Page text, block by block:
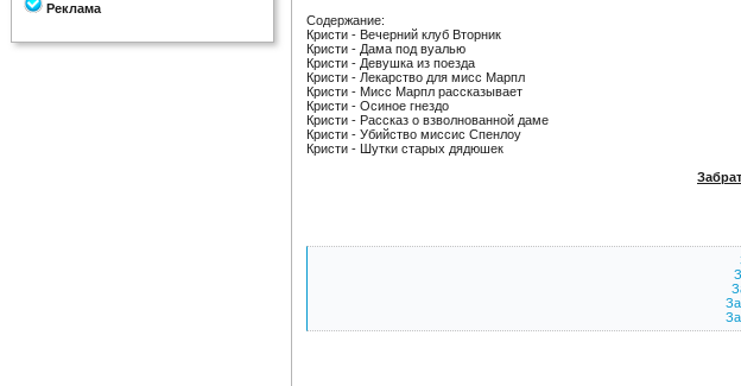
Реклама
Содержание:
Кристи - Вечерний клуб Вторник
Кристи - Дама под вуалью
Кристи - Девушка из поезда
Кристи - Лекарство для мисс Марпл
Кристи - Мисс Марпл рассказывает
Кристи - Осиное гнездо
Кристи - Рассказ о взволнованной даме
Кристи - Убийство миссис Спенлоу
Кристи - Шутки старых дядюшек